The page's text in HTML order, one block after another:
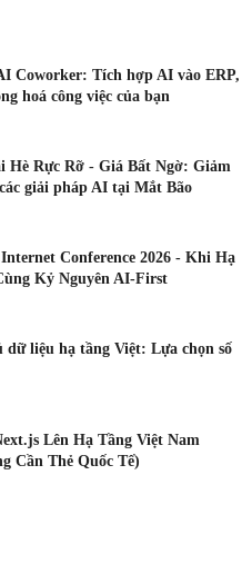
Coworker: Tích hợp AI vào ERP,
hoá công việc của bạn
Hè Rực Rỡ - Giá Bất Ngờ: Giảm
giải pháp AI tại Mắt Bão
Conference 2026 - Khi Hạ
Kỷ Nguyên AI-First
dữ liệu hạ tầng Việt: Lựa chọn số
Lên Hạ Tầng Việt Nam
Cần Thẻ Quốc Tế)